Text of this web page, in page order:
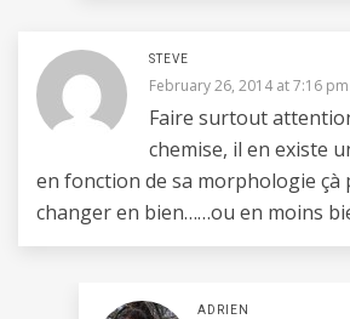
STEVE
February 26, 2014 at 7:16 pm
Faire surtout
chemise, il en existe
en fonction de sa morphologie çà
changer en bien……ou en moins
ADRIEN